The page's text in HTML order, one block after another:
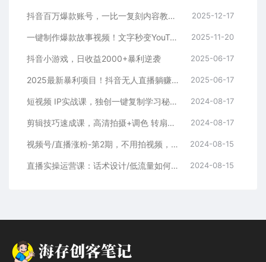
抖音百万爆款账号，一比一复刻内容教程，从0-1实操课，小白也能学会，复制爆款，月入10w+ 2025-12-17
一键制作爆款故事视频！文字秒变YouTube自动发布的傻瓜式教程 2025-11-20
抖音小游戏，日收益2000+暴利逆袭 2025-06-17
2025最新暴利项目！抖音无人直播躺赚攻略！抖音无人直播3.0玩法！0门槛… 2025-06-17
短视频 IP实战课，独创一键复制学习秘籍，转战新领域，月赚五万轻松行 2024-08-17
剪辑技巧速成课，高清拍摄+调色 转扇子，建筑-抠图精通，新手秒变剪辑专家 2024-08-17
视频号/直播涨粉-第2期，不用拍视频，不用卖货，在直播间做菜，就可以搞钱 2024-08-15
直播实操运营课：话术设计/低流量如何提升/话术框架/全场燃爆/非常干货 2024-08-15